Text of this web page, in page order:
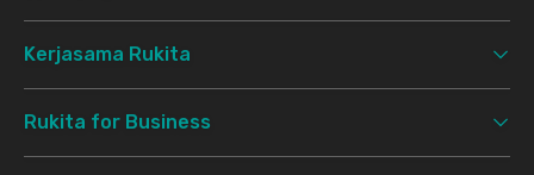
Kerjasama Rukita
Rukita for Business